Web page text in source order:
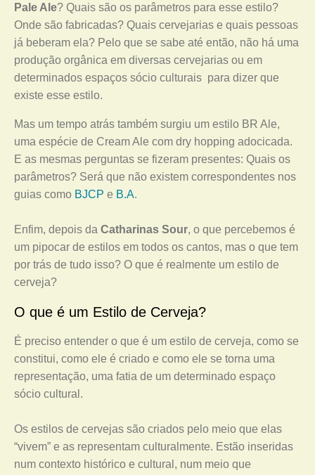
Pale Ale? Quais são os parâmetros para esse estilo?
Onde são fabricadas? Quais cervejarias e quais pessoas
já beberam ela? Pelo que se sabe até então, não há uma
produção orgânica em diversas cervejarias ou em
determinados espaços sócio culturais para dizer que
existe esse estilo.
Mas um tempo atrás também surgiu um estilo BR Ale,
uma espécie de Cream Ale com dry hopping adocicada.
E as mesmas perguntas se fizeram presentes: Quais os
parâmetros? Será que não existem correspondentes nos
guias como BJCP e B.A.
Enfim, depois da Catharinas Sour, o que percebemos é
um pipocar de estilos em todos os cantos, mas o que tem
por trás de tudo isso? O que é realmente um estilo de
cerveja?
O que é um Estilo de Cerveja?
É preciso entender o que é um estilo de cerveja, como se
constitui, como ele é criado e como ele se torna uma
representação, uma fatia de um determinado espaço
sócio cultural.
Os estilos de cervejas são criados pelo meio que elas
“vivem” e as representam culturalmente. Estão inseridas
num contexto histórico e cultural, num meio que